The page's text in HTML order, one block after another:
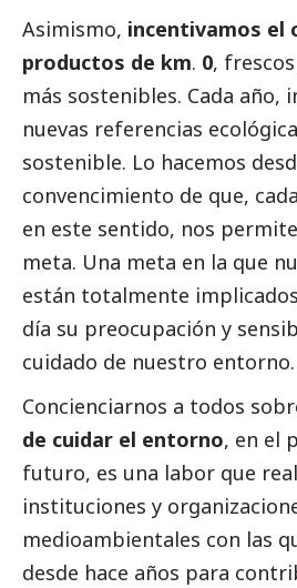
Asimismo, incentivamos el
productos de km. 0,
más sostenibles. Cada año,
nuevas referencias
sostenible. Lo hacemos
convencimiento de que,
en este sentido, nos
meta. Una meta en la que
están totalmente
día su preocupación y
cuidado de nuestro entorno.
Concienciarnos a todos
de cuidar el entorno, en el
futuro, es una labor que
instituciones y
medioambientales con las
desde hace años para